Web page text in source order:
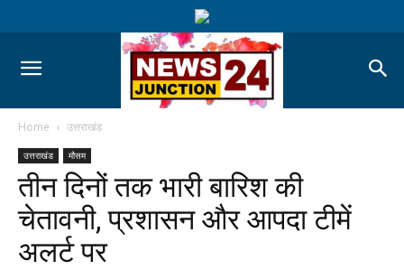
Home उत्तराखंड
उत्तराखंड मौसम
तीन दिनों तक भारी बारिश की
चेतावनी, प्रशासन और आपदा टीमें
अलर्ट पर